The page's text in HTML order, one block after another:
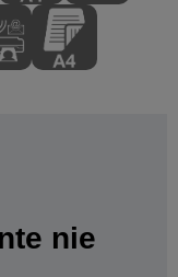
nie